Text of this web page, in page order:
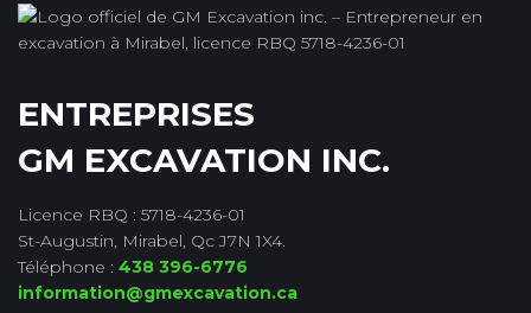
ENTREPRISES
GM EXCAVATION INC.
Licence RBQ : 5718-4236-01
St-Augustin, Mirabel, Qc J7N 1X4.
Téléphone : 438 396-6776
information@gmexcavation.ca